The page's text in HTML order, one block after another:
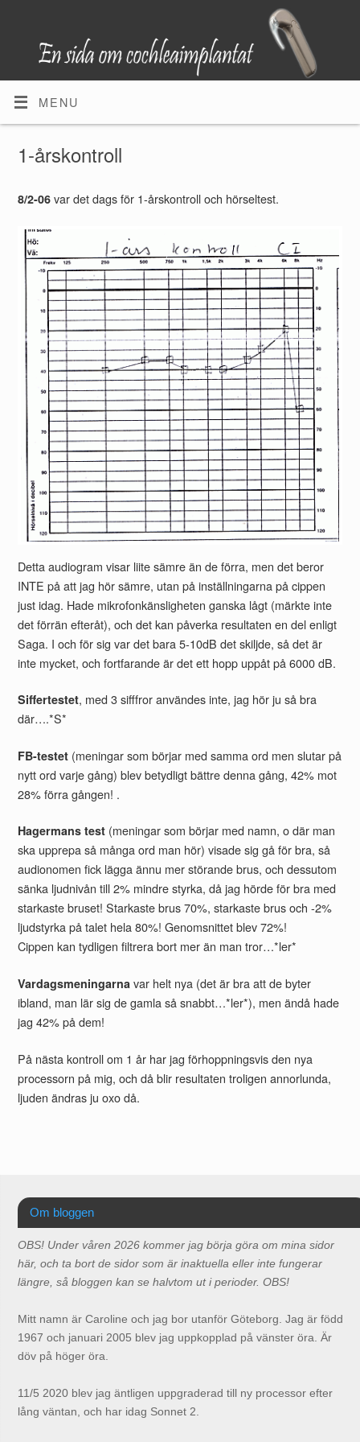
MENU
1-årskontroll
8/2-06var det dags för 1-årskontroll och hörseltest.
Detta audiogram visar liite sämre än de förra, men det beror
INTE på att jag hör sämre, utan på inställningarna på cippen
just idag. Hade mikrofonkänsligheten ganska lågt (märkte inte
det förrän efteråt), och det kan påverka resultaten en del enligt
Saga. I och för sig var det bara 5-10dB det skiljde, så det är
inte mycket, och fortfarande är det ett hopp uppåt på 6000 dB.
Siffertestet, med 3 sifffror användes inte, jag hör ju så bra
där….*S*
FB-testet(meningar som börjar med samma ord men slutar på
nytt ord varje gång) blev betydligt bättre denna gång, 42% mot
28% förra gången! .
Hagermans test(meningar som börjar med namn, o där man
ska upprepa så många ord man hör) visade sig gå för bra, så
audionomen fick lägga ännu mer störande brus, och dessutom
sänka ljudnivån till 2% mindre styrka, då jag hörde för bra med
starkaste bruset! Starkaste brus 70%, starkaste brus och -2%
ljudstyrka på talet hela 80%! Genomsnittet blev 72%!
Cippen kan tydligen filtrera bort mer än man tror…*ler*
Vardagsmeningarna var helt nya (det är bra att de byter
ibland, man lär sig de gamla så snabbt…*ler*), men ändå hade
jag 42% på dem!
På nästa kontroll om 1 år har jag förhoppningsvis den nya
processorn på mig, och då blir resultaten troligen annorlunda,
ljuden ändras ju oxo då.
Om bloggen
OBS! Under våren 2026 kommer jag börja göra om mina sidor
här, och ta bort de sidor som är inaktuella eller inte fungerar
längre, så bloggen kan se halvtom ut i perioder. OBS!
Mitt namn är Caroline och jag bor utanför Göteborg. Jag är född
1967 och januari 2005 blev jag uppkopplad på vänster öra. Är
döv på höger öra.
11/5 2020 blev jag äntligen uppgraderad till ny processor efter
lång väntan, och har idag Sonnet 2.